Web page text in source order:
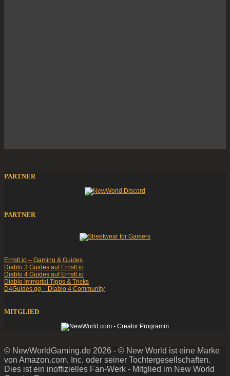
PARTNER
PARTNER
Ernstl.io – Gaming & Guides
Diablo 3 Guides auf Ernstl.io
Diablo 4 Guides auf Ernstl.io
Diablo Immortal Tipps & Tricks
D4Guides.gg – Diablo 4 Community
MITGLIED
© NewWorldGaming.de 2026 - © New World ist eine Marke
von Amazon.com, Inc. oder seiner Tochtergesellschaften.
Dies ist ein inoffizielles Fan-Werk - Mitglied im New World